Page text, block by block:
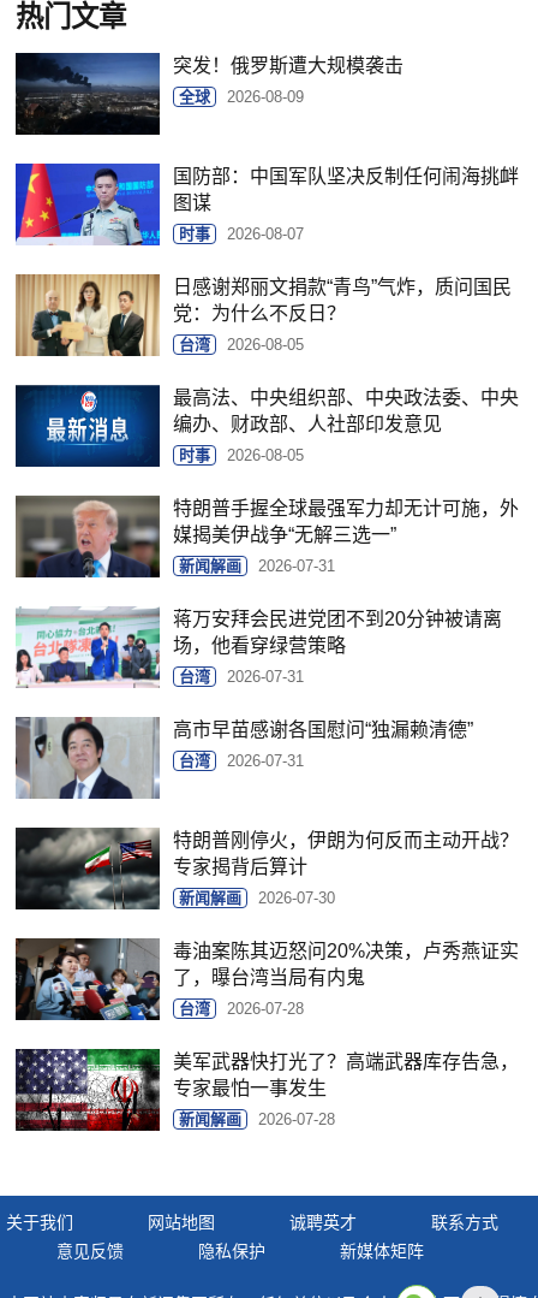
热门文章
突发！俄罗斯遭大规模袭击
全球 2026-08-09
国防部：中国军队坚决反制任何闹海挑衅
图谋
时事 2026-08-07
日感谢郑丽文捐款“青鸟”气炸，质问国民
党：为什么不反日？
台湾 2026-08-05
最高法、中央组织部、中央政法委、中央
编办、财政部、人社部印发意见
时事 2026-08-05
特朗普手握全球最强军力却无计可施，外
媒揭美伊战争“无解三选一”
新闻解画 2026-07-31
蒋万安拜会民进党团不到20分钟被请离
场，他看穿绿营策略
台湾 2026-07-31
高市早苗感谢各国慰问“独漏赖清德”
台湾 2026-07-31
特朗普刚停火，伊朗为何反而主动开战？
专家揭背后算计
新闻解画 2026-07-30
毒油案陈其迈怒问20%决策，卢秀燕证实
了，曝台湾当局有内鬼
台湾 2026-07-28
美军武器快打光了？高端武器库存告急，
专家最怕一事发生
新闻解画 2026-07-28
关于我们 网站地图 诚聘英才
联系方式
意见反馈
隐私保护 新媒体矩阵